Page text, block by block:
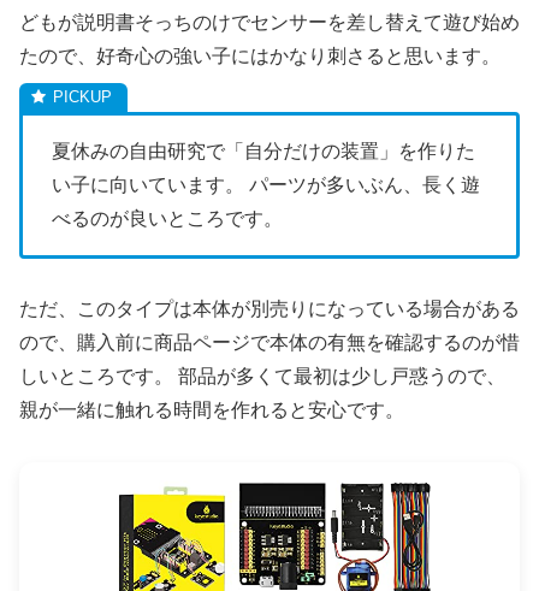
どもが説明書そっちのけでセンサーを差し替えて遊び始め
たので、好奇心の強い子にはかなり刺さると思います。
夏休みの自由研究で「自分だけの装置」を作りた
い子に向いています。 パーツが多いぶん、長く遊
べるのが良いところです。
ただ、このタイプは本体が別売りになっている場合がある
ので、購入前に商品ページで本体の有無を確認するのが惜
しいところです。 部品が多くて最初は少し戸惑うので、
親が一緒に触れる時間を作れると安心です。